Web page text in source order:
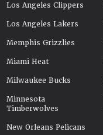
Los Angeles Clippers
Los Angeles Lakers
Memphis Grizzlies
Miami Heat
Milwaukee Bucks
Minnesota
Timberwolves
New Orleans Pelicans